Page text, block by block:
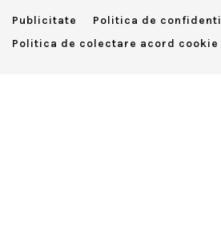
Publicitate
Politica de
Politica de colectare acord cookie